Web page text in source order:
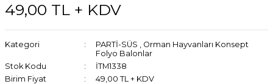
49,00 TL + KDV
Kategori PARTİ-SÜS , Orman Hayvanları Konsept
Folyo Balonlar
Stok Kodu
İTM1338
Birim Fiyat
49,00 TL + KDV